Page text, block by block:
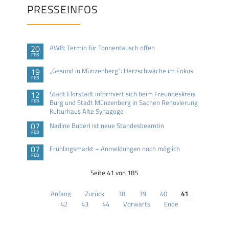
PRESSEINFOS
20
FEB
AWB: Termin für Tonnentausch offen
19
FEB
„Gesund in Münzenberg“: Herzschwäche im Fokus
12
FEB
Stadt Florstadt informiert sich beim Freundeskreis
Burg und Stadt Münzenberg in Sachen Renovierung
Kulturhaus Alte Synagoge
07
FEB
Nadine Buberl ist neue Standesbeamtin
07
FEB
Frühlingsmarkt – Anmeldungen noch möglich
Seite 41 von 185
Anfang Zurück 38 39 40
41
42
43 44 Vorwärts Ende